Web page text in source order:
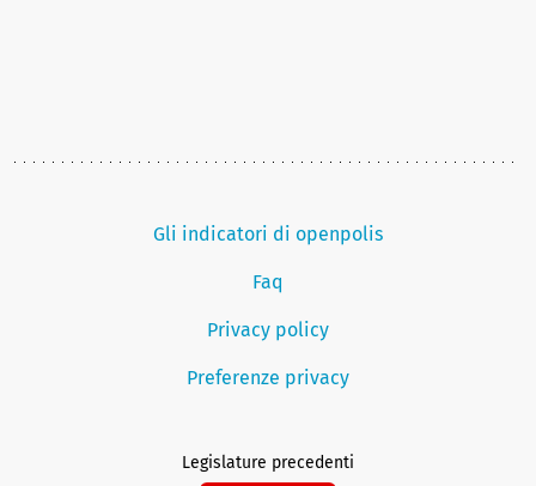
Gli indicatori di openpolis
Faq
Privacy policy
Preferenze privacy
Legislature precedenti